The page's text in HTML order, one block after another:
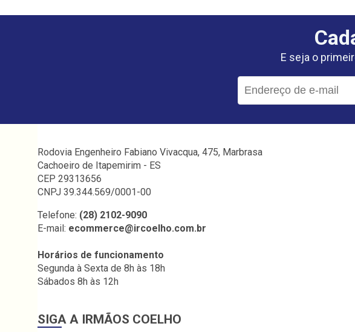
E seja o
Rodovia Engenheiro Fabiano Vivacqua, 475, Marbrasa
Cachoeiro de Itapemirim - ES
CEP 29313656
CNPJ 39.344.569/0001-00
Telefone: (28) 2102-9090
E-mail: ecommerce@ircoelho.com.br
Horários de funcionamento
Segunda à Sexta de 8h às 18h
Sábados 8h às 12h
SIGA A IRMÃOS COELHO